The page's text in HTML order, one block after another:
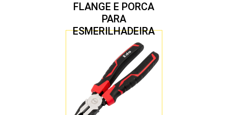
FLANGE E PORCA
PARA
ESMERILHADEIRA
4.1/2″ 20,00 MM